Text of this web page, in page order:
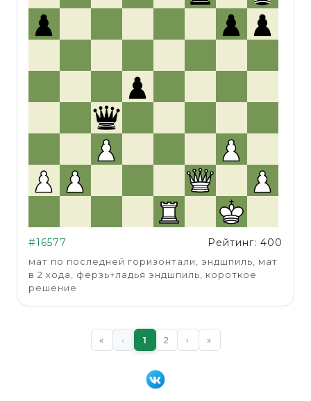
#16577 Рейтинг: 400
мат по последней горизонтали, эндшпиль, мат
в 2 хода, ферзь+ладья эндшпиль, короткое
решение
« ‹ 1 2 › »